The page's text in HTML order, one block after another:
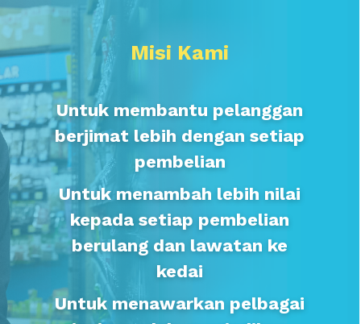
Misi Kami
Untuk membantu pelanggan
berjimat lebih dengan setiap
pembelian
Untuk menambah lebih nilai
kepada setiap pembelian
berulang dan lawatan ke
kedai
Untuk menawarkan pelbagai